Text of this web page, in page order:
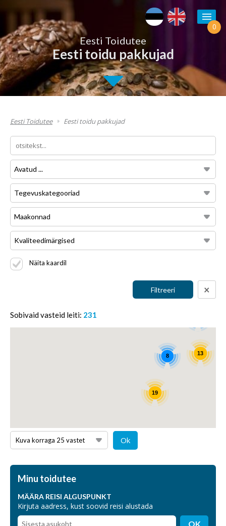
Eesti Toidutee
Eesti toidu pakkujad
0
Eesti Toidutee Eesti toidu pakkujad
Avatud ...
Tegevuskategooriad
Maakonnad
Kvaliteedimärgised
Näita kaardil
×
Sobivaid vasteid leiti: 231
8
19
13
Kuva korraga 25 vastet
Minu toidutee
MÄÄRA REISI ALGUSPUNKT
Kirjuta aadress, kust soovid reisi alustada
OK